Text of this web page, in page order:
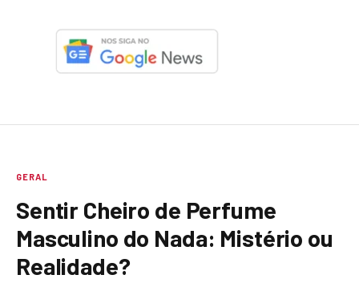
GERAL
Sentir Cheiro de Perfume
Masculino do Nada: Mistério ou
Realidade?